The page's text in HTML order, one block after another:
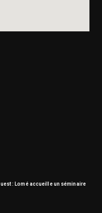
: Lomé accueille un séminaire